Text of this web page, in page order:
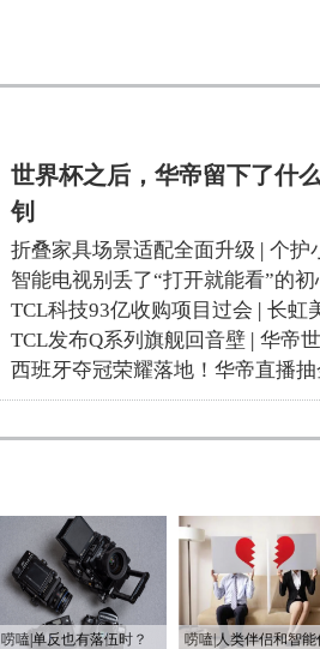
世界杯之后，华帝留下了什
钊
折叠家具场景适配全面升级 | 个护
智能电视别丢了“打开就能看”的初
TCL科技93亿收购项目过会 | 长虹
TCL发布Q系列旗舰回音壁 | 华帝
西班牙夺冠荣耀落地！华帝直播
唠嗑|单反也有落伍时？